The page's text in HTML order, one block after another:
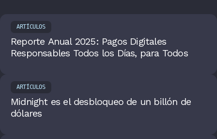
ARTÍCULOS
Reporte Anual 2025: Pagos Digitales
Responsables Todos los Días, para Todos
ARTÍCULOS
Midnight es el desbloqueo de un billón de
dólares